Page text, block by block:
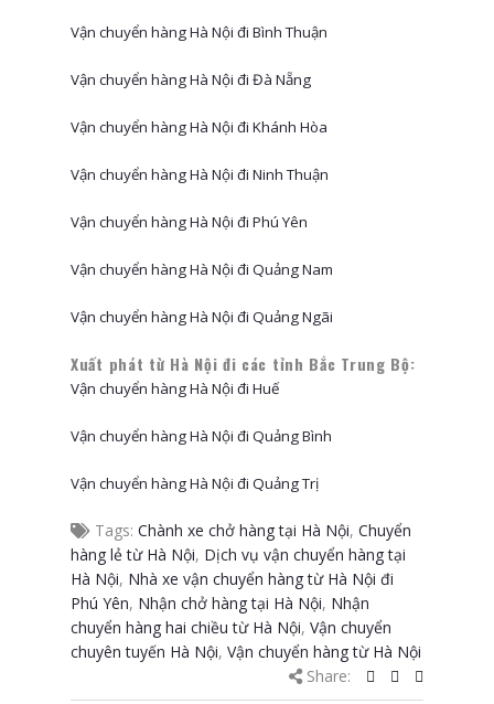
Vận chuyển hàng Hà Nội đi Bình Thuận
Vận chuyển hàng Hà Nội đi Đà Nẵng
Vận chuyển hàng Hà Nội đi Khánh Hòa
Vận chuyển hàng Hà Nội đi Ninh Thuận
Vận chuyển hàng Hà Nội đi Phú Yên
Vận chuyển hàng Hà Nội đi Quảng Nam
Vận chuyển hàng Hà Nội đi Quảng Ngãi
Xuất phát từ Hà Nội đi các tỉnh Bắc Trung Bộ:
Vận chuyển hàng Hà Nội đi Huế
Vận chuyển hàng Hà Nội đi Quảng Bình
Vận chuyển hàng Hà Nội đi Quảng Trị
Tags: Chành xe chở hàng tại Hà Nội, Chuyển
hàng lẻ từ Hà Nội, Dịch vụ vận chuyển hàng tại
Hà Nội, Nhà xe vận chuyển hàng từ Hà Nội đi
Phú Yên, Nhận chở hàng tại Hà Nội, Nhận
chuyển hàng hai chiều từ Hà Nội, Vận chuyển
chuyên tuyến Hà Nội, Vận chuyển hàng từ Hà Nội
Share: